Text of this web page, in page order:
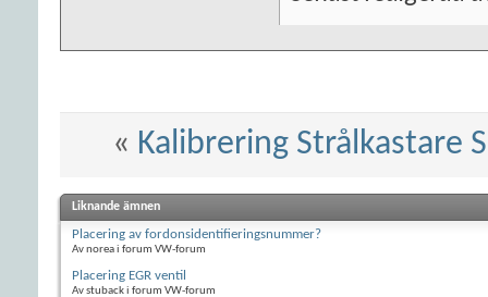
« Kalibrering Strålkastare
Liknande ämnen
Placering av fordonsidentifieringsnummer?
Av norea i forum VW-forum
Placering EGR ventil
Av stuback i forum VW-forum